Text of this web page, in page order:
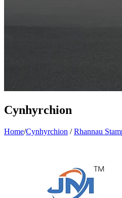
Cynhyrchion
Home/Cynhyrchion / Rhannau